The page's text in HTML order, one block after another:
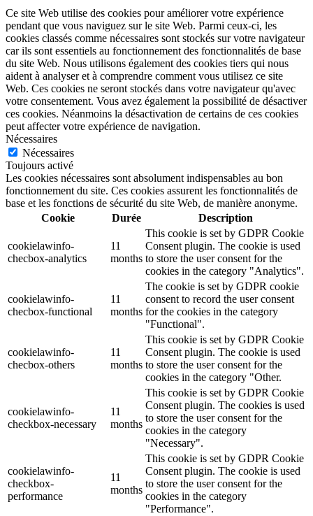
Ce site Web utilise des cookies pour améliorer votre expérience
pendant que vous naviguez sur le site Web. Parmi ceux-ci, les
cookies classés comme nécessaires sont stockés sur votre navigateur
car ils sont essentiels au fonctionnement des fonctionnalités de base
du site Web. Nous utilisons également des cookies tiers qui nous
aident à analyser et à comprendre comment vous utilisez ce site
Web. Ces cookies ne seront stockés dans votre navigateur qu'avec
votre consentement. Vous avez également la possibilité de désactiver
ces cookies. Néanmoins la désactivation de certains de ces cookies
peut affecter votre expérience de navigation.
Nécessaires
Nécessaires
Toujours activé
Les cookies nécessaires sont absolument indispensables au bon
fonctionnement du site. Ces cookies assurent les fonctionnalités de
base et les fonctions de sécurité du site Web, de manière anonyme.
Cookie
Durée Description
cookielawinfo-
checbox-analytics
11
months
This cookie is set by GDPR Cookie
Consent plugin. The cookie is used
to store the user consent for the
cookies in the category "Analytics".
cookielawinfo-
checbox-functional
11
months
The cookie is set by GDPR cookie
consent to record the user consent
for the cookies in the category
"Functional".
cookielawinfo-
checbox-others
11
months
This cookie is set by GDPR Cookie
Consent plugin. The cookie is used
to store the user consent for the
cookies in the category "Other.
cookielawinfo-
checkbox-necessary
11
months
This cookie is set by GDPR Cookie
Consent plugin. The cookies is used
to store the user consent for the
cookies in the category
"Necessary".
cookielawinfo-
checkbox-
performance
11
months
This cookie is set by GDPR Cookie
Consent plugin. The cookie is used
to store the user consent for the
cookies in the category
"Performance".